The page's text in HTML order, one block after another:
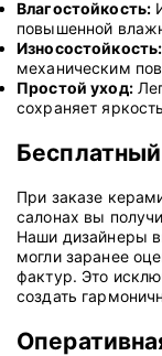
Влагостойкость:
повышенной
Износостойкость:
механическим
Простой уход:
сохраняет
При заказе
салонах вы
Наши дизайнеры
могли заранее
фактур. Это
создать